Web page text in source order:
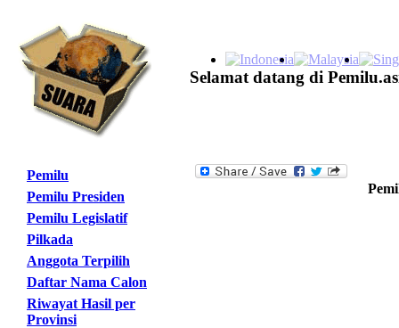
Selamat datang di
Pemilu
Pemilu Presiden
Pemilu Legislatif
Pilkada
Anggota Terpilih
Daftar Nama Calon
Riwayat Hasil per
Provinsi